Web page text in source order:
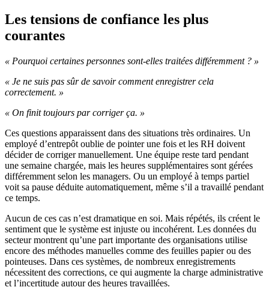
Les tensions de confiance les plus
courantes
« Pourquoi certaines personnes sont-elles traitées différemment ? »
« Je ne suis pas sûr de savoir comment enregistrer cela
correctement. »
« On finit toujours par corriger ça. »
Ces questions apparaissent dans des situations très ordinaires. Un
employé d’entrepôt oublie de pointer une fois et les RH doivent
décider de corriger manuellement. Une équipe reste tard pendant
une semaine chargée, mais les heures supplémentaires sont gérées
différemment selon les managers. Ou un employé à temps partiel
voit sa pause déduite automatiquement, même s’il a travaillé pendant
ce temps.
Aucun de ces cas n’est dramatique en soi. Mais répétés, ils créent le
sentiment que le système est injuste ou incohérent. Les données du
secteur montrent qu’une part importante des organisations utilise
encore des méthodes manuelles comme des feuilles papier ou des
pointeuses. Dans ces systèmes, de nombreux enregistrements
nécessitent des corrections, ce qui augmente la charge administrative
et l’incertitude autour des heures travaillées.